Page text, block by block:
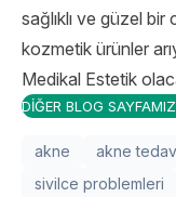
sağlıklı ve güzel
kozmetik ürünler
Medikal Estetik
DİĞER BLOG
akne akne
sivilce problemleri